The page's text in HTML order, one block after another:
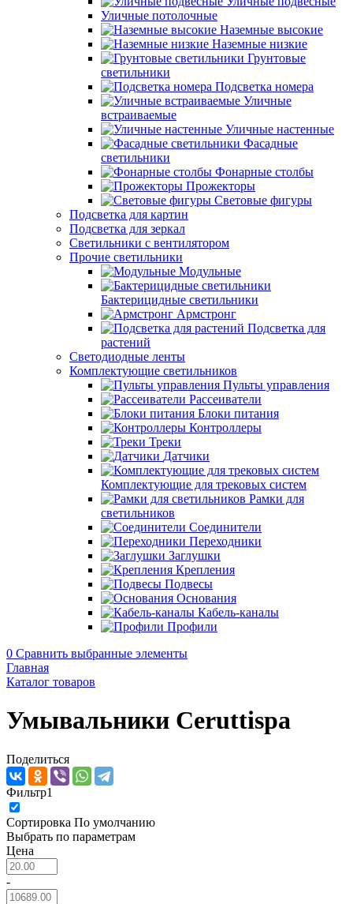
Уличные потолочные
Наземные высокие
Наземные низкие
Грунтовые
светильники
Подсветка номера
Уличные
встраиваемые
Уличные настенные
Фасадные
светильники
Фонарные столбы
Прожекторы
Световые фигуры
Подсветка для картин
Подсветка для зеркал
Светильники с вентилятором
Прочие светильники
Модульные
Бактерицидные светильники
Армстронг
Подсветка для
растений
Светодиодные ленты
Комплектующие светильников
Пульты управления
Рассеиватели
Блоки питания
Контроллеры
Треки
Датчики
Комплектующие для трековых систем
Рамки для
светильников
Соединители
Переходники
Заглушки
Крепления
Подвесы
Основания
Кабель-каналы
Профили
0 Сравнить выбранные элементы
Главная
Каталог товаров
Умывальники Ceruttispa
Поделиться
Фильтр1
Сортировка По умолчанию
Выбрать по параметрам
Цена
-